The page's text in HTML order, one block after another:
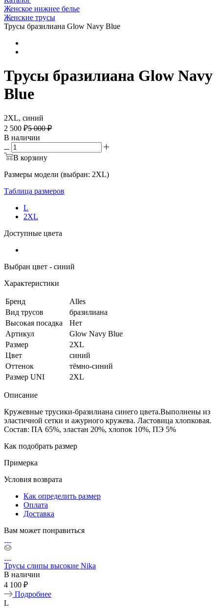
Женское нижнее белье
Женские трусы
Трусы бразилиана Glow Navy Blue
Трусы бразилиана Glow Navy
Blue
2XL, синий
2 500 ₽5 000 ₽
В наличии
В корзину
Размеры модели (выбран: 2XL)
Таблица размеров
L
2XL
Доступные цвета
Выбран цвет - синий
Характеристики
Бренд
Alles
Вид трусов
бразилиана
Высокая посадка
Нет
Артикул
Glow Navy Blue
Размер
2XL
Цвет
синий
Оттенок
тёмно-синий
Размер UNI
2XL
Описание
Кружевные трусики-бразилиана синего цвета.Выполнены из
эластичной сетки и ажурного кружева. Ластовица хлопковая.
Состав: ПА 65%, эластан 20%, хлопок 10%, ПЭ 5%
Как подобрать размер
Примерка
Условия возврата
Как определить размер
Оплата
Доставка
Вам может понравиться
Трусы слипы высокие Nika
В наличии
4 100 ₽
Подробнее
L